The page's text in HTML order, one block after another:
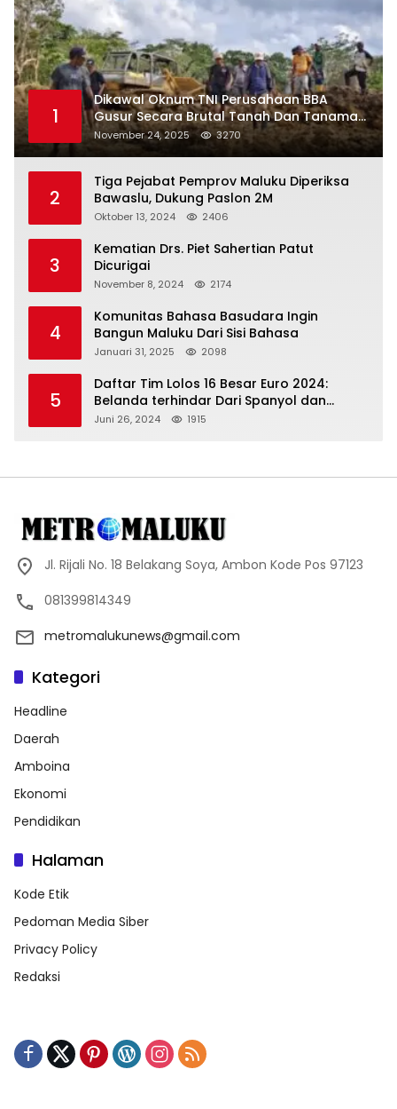
1
Dikawal Oknum TNI Perusahaan BBA
Gusur Secara Brutal Tanah Dan Tanaman
Warga, Akademisi Unpatti Minta Pangdam
Tertibkan Anggotanya
November 24, 2025 3270
2
Tiga Pejabat Pemprov Maluku Diperiksa
Bawaslu, Dukung Paslon 2M
Oktober 13, 2024 2406
3
Kematian Drs. Piet Sahertian Patut
Dicurigai
November 8, 2024 2174
4
Komunitas Bahasa Basudara Ingin
Bangun Maluku Dari Sisi Bahasa
Januari 31, 2025 2098
5
Daftar Tim Lolos 16 Besar Euro 2024:
Belanda terhindar Dari Spanyol dan
Ingriss, Prancis Bertemu Belgia
Juni 26, 2024 1915
Jl. Rijali No. 18 Belakang Soya, Ambon Kode Pos 97123
081399814349
metromalukunews@gmail.com
Kategori
Headline
Daerah
Amboina
Ekonomi
Pendidikan
Halaman
Kode Etik
Pedoman Media Siber
Privacy Policy
Redaksi